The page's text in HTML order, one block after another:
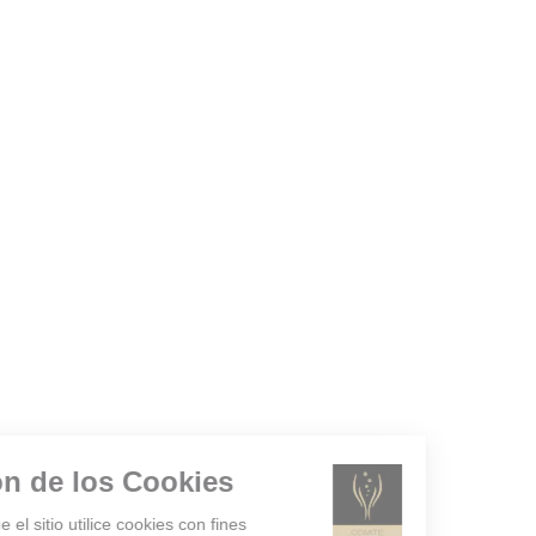
Gestión de los Cookies
¿Acepta que el sitio utilice cookies con fines